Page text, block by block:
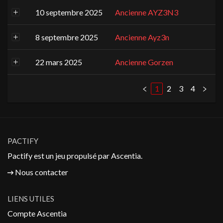
10 septembre 2025 Ancienne AYZ3N3
8 septembre 2025 Ancienne Ayz3n
22 mars 2025 Ancienne Gorzen
1 2 3 4
PACTIFY
Pactify est un jeu propulsé parAscentia.
Nous contacter
LIENS UTILES
Compte Ascentia